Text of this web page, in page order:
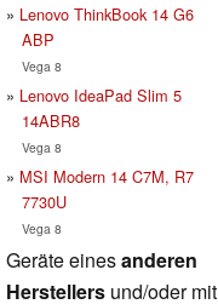
Lenovo ThinkBook 14 G6
ABP
Vega 8
Lenovo IdeaPad Slim 5
14ABR8
Vega 8
MSI Modern 14 C7M, R7
7730U
Vega 8
Geräte einesanderen
Herstellers und/oder mit